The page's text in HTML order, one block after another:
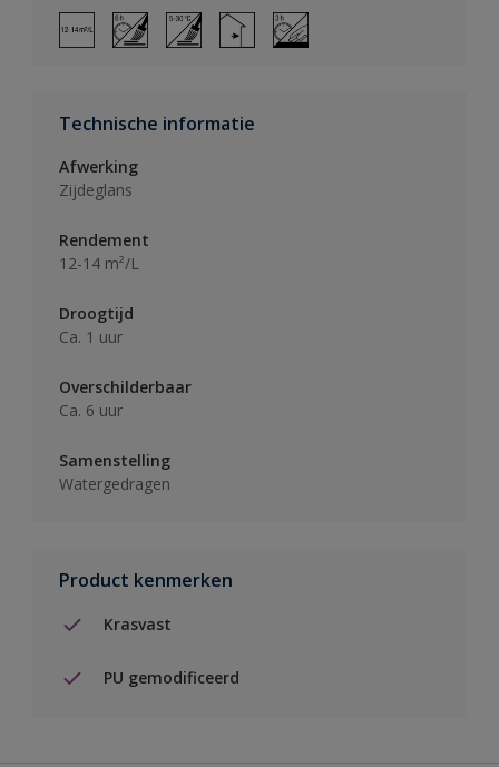
Technische informatie
Afwerking
Zijdeglans
Rendement
12-14 m²/L
Droogtijd
Ca. 1 uur
Overschilderbaar
Ca. 6 uur
Samenstelling
Watergedragen
Product kenmerken
Krasvast
PU gemodificeerd